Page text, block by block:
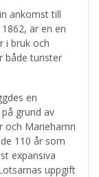
ankomst till
är en en
i bruk och
både turister
en
grund av
och Mariehamn
110 år som
expansiva
uppgift